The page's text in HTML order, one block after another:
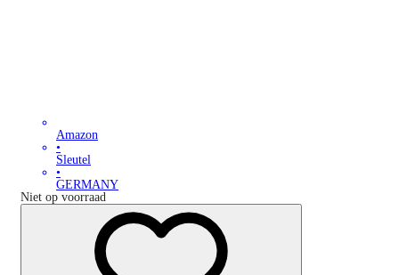
Amazon
•
Sleutel
•
GERMANY
Niet op voorraad